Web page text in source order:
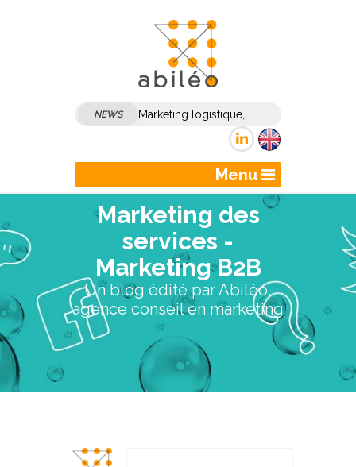
NEWS
Marketing logistique,
marketing transport :
comment dynamiser son
marketing et sa
communication B2B ?
Menu
Marketing des
services -
Marketing B2B
Un blog édité par Abiléo,
agence conseil en marketing